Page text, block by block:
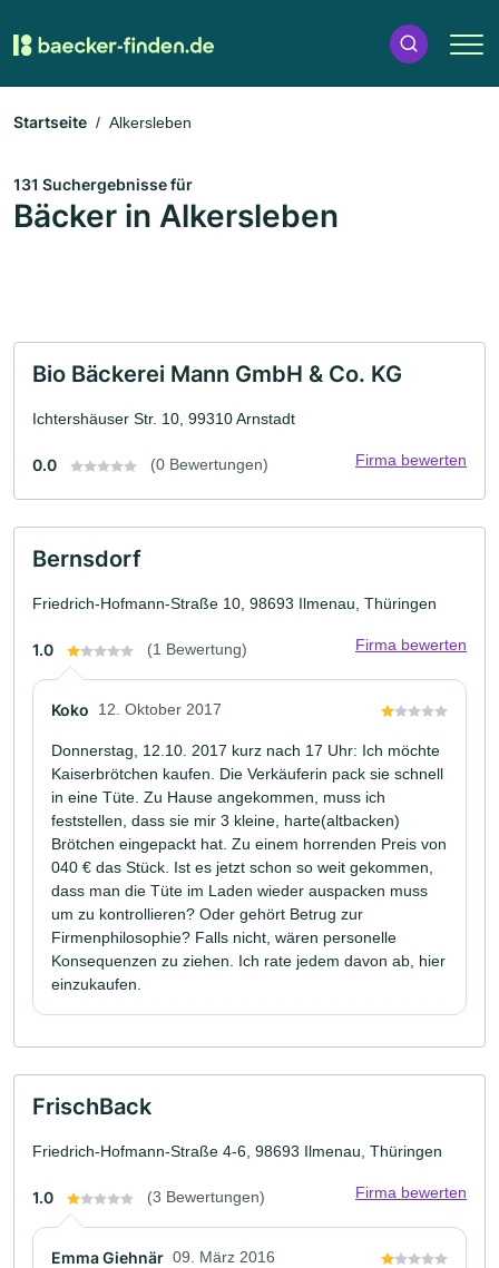
Startseite Alkersleben
131 Suchergebnisse für
Bäcker in Alkersleben
Bio Bäckerei Mann GmbH & Co. KG
Ichtershäuser Str. 10, 99310 Arnstadt
0.0 (0 Bewertungen) Firma bewerten
Bernsdorf
Friedrich-Hofmann-Straße 10, 98693 Ilmenau, Thüringen
1.0 (1 Bewertung) Firma bewerten
Koko 12. Oktober 2017
Donnerstag, 12.10. 2017 kurz nach 17 Uhr: Ich möchte
Kaiserbrötchen kaufen. Die Verkäuferin pack sie schnell
in eine Tüte. Zu Hause angekommen, muss ich
feststellen, dass sie mir 3 kleine, harte(altbacken)
Brötchen eingepackt hat. Zu einem horrenden Preis von
040 € das Stück. Ist es jetzt schon so weit gekommen,
dass man die Tüte im Laden wieder auspacken muss
um zu kontrollieren? Oder gehört Betrug zur
Firmenphilosophie? Falls nicht, wären personelle
Konsequenzen zu ziehen. Ich rate jedem davon ab, hier
einzukaufen.
FrischBack
Friedrich-Hofmann-Straße 4-6, 98693 Ilmenau, Thüringen
1.0 (3 Bewertungen) Firma bewerten
Emma Giehnär 09. März 2016